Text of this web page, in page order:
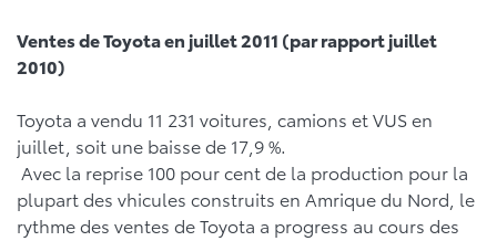
Ventes de Toyota en juillet 2011 (par rapport juillet
2010)
Toyota a vendu 11 231 voitures, camions et VUS en
juillet, soit une baisse de 17,9 %.
Avec la reprise 100 pour cent de la production pour la
plupart des vhicules construits en Amrique du Nord, le
rythme des ventes de Toyota a progress au cours des